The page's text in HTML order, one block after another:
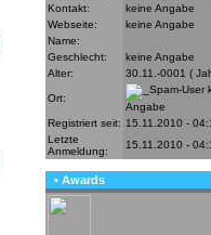
Kontakt:
keine Angabe
Webseite:
keine Angabe
Name:
Geschlecht:
keine Angabe
Alter:
30.11.-0001 (
Ort:
Angabe
Registriert seit: 15.11.2010 -
Letzte
Anmeldung:
15.11.2010 -
• Awards